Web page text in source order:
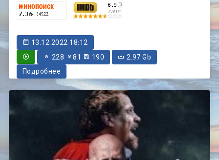
13.12.2022 18:12
228
81 190
2.97 Gb
Подробнее